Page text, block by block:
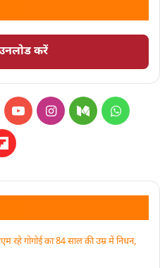
करें
रहे गोगोई का 84 साल की उम्र में निधन,